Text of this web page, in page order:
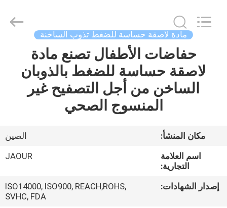
منتجات
المصنع
Adhesive
Products
مادة لاصقة حساسة للضغط تذوب الساخنة
حفاضات الأطفال تصنع مادة
لاصقة حساسة للضغط بالذوبان
الساخن من أجل التصفيح غير
المنسوج الصحي
مكان المنشأ:
الصين
اسم العلامة
التجارية:
JAOUR
إصدار الشهادات:
ISO14000, ISO900, REACH,ROHS,
SVHC, FDA